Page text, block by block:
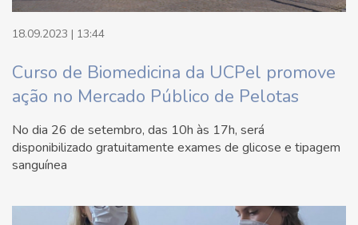
18.09.2023 | 13:44
Curso de Biomedicina da UCPel promove
ação no Mercado Público de Pelotas
No dia 26 de setembro, das 10h às 17h, será
disponibilizado gratuitamente exames de glicose e tipagem
sanguínea